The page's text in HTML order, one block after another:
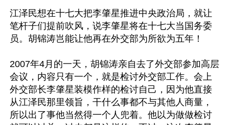
江泽民想在十七大把李肇星推进中央政治局，就让
笔杆子们提前吹风，说李肇星将在十七大当国务委
员。胡锦涛岂能让他再在外交部为所欲为五年！
2007年4月的一天，胡锦涛亲自去了外交部参加高层
会议，内容只有一个，就是检讨外交部工作。会上
外交部长李肇星装模作样的检讨自己，因为他直接
从江泽民那里领旨，干什么事都不与其他人商量，
所以出了事他当然得一个人兜着。他以为做做检讨